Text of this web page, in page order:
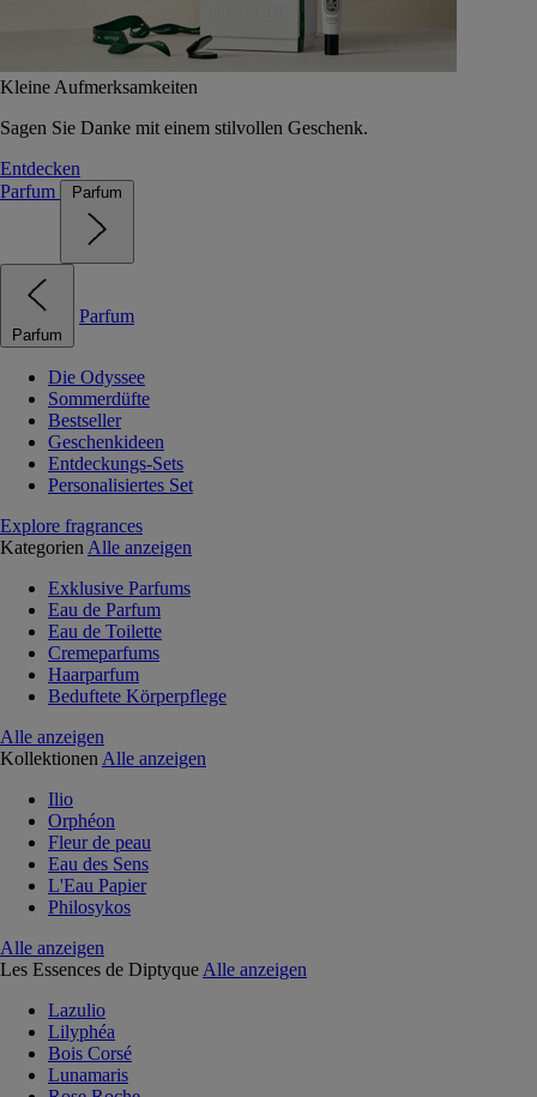
Kleine Aufmerksamkeiten
Sagen Sie Danke mit einem stilvollen Geschenk.
Entdecken
Parfum
Parfum
Parfum
Parfum
Die Odyssee
Sommerdüfte
Bestseller
Geschenkideen
Entdeckungs-Sets
Personalisiertes Set
Explore fragrances
Kategorien Alle anzeigen
Exklusive Parfums
Eau de Parfum
Eau de Toilette
Cremeparfums
Haarparfum
Beduftete Körperpflege
Alle anzeigen
Kollektionen Alle anzeigen
Ilio
Orphéon
Fleur de peau
Eau des Sens
L'Eau Papier
Philosykos
Alle anzeigen
Les Essences de Diptyque Alle anzeigen
Lazulio
Lilyphéa
Bois Corsé
Lunamaris